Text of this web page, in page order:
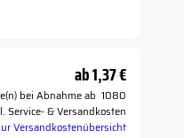
ab1,37 €
bei Abnahme ab 1080
Service- & Versandkosten
Versandkostenübersicht